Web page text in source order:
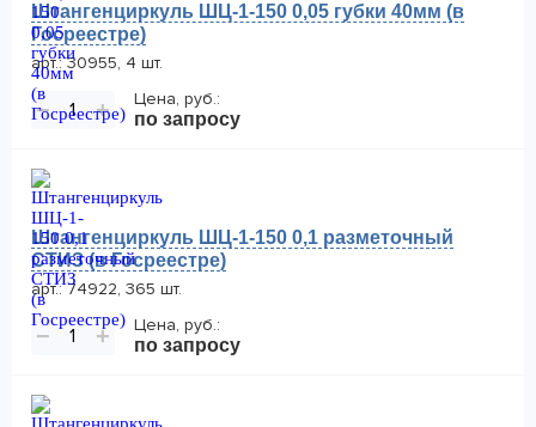
Штангенциркуль ШЦ-1-150 0,05 губки 40мм (в
Госреестре)
арт.: 30955, 4 шт.
− +
Цена, руб.:
по запросу
Штангенциркуль ШЦ-1-150 0,1 разметочный
СТИЗ (в Госреестре)
арт.: 74922, 365 шт.
− +
Цена, руб.:
по запросу